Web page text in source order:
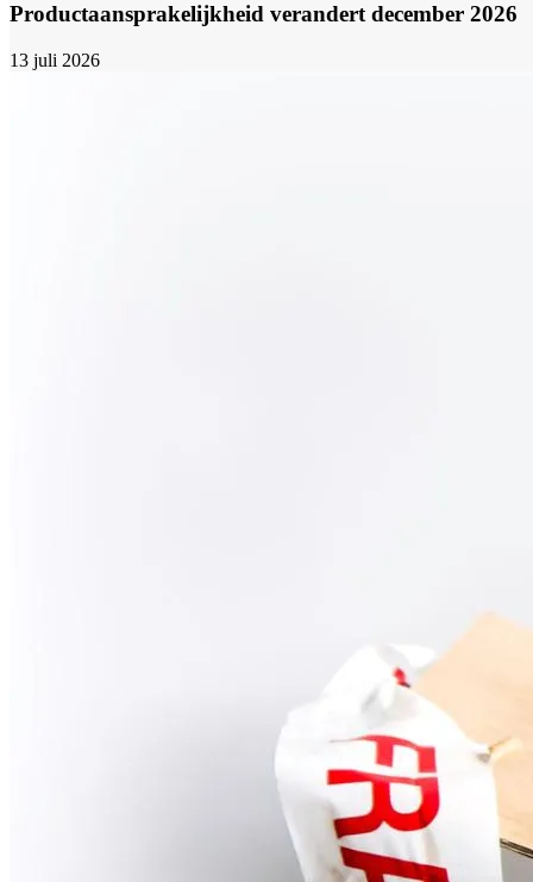
Productaansprakelijkheid verandert december 2026
13 juli 2026